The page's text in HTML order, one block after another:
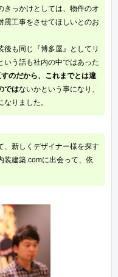
きっかけとしては、物件のオ
震工事をさせてほしいとのお
も同じ『博多屋』としてリ
いう話も社内の中ではあった
のだから、これまでとは違
ではないかという事になり、
りました。
、新しくデザイナー様を探す
装建築.comに出会って、依